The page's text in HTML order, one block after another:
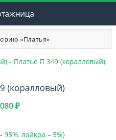
«Платья»
(коралловый)
₽
95%, лайкра – 5%)